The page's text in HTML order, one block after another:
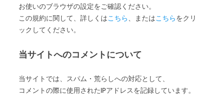
お使いのブラウザの設定をご確認ください。
この規約に関して、詳しくはこちら 、またはこちらをクリ
ックしてください。
当サイトへのコメントについて
当サイトでは、スパム・荒らしへの対応として、
コメントの際に使用されたIPアドレスを記録しています。